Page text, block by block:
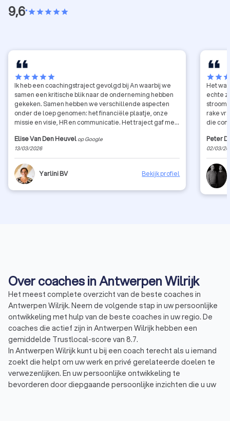
9,6•starstarstarstarstar
starstarstarstarstar
Ik heb een coachingstraject gevolgd bij An waarbij we
samen een kritische blik naar de onderneming hebben
gekeken. Samen hebben we verschillende aspecten
onder de loep genomen: het financiële plaatje, onze
missie en visie, HR en communicatie. Het traject gaf me
verder te groeien als bedrijf. De begeleiding was
professioneel, eerlijk en tegelijk heel motiverend.
Zeker een aanrader voor ondernemers die even willen
stilstaan bij hun werking en hun bedrijf naar een hoger
niveau willen tillen.
Elise Van Den Heuvel op Google
13/03/2026
Yarlini BV Bekijk profiel
starstar
Het
echte
rake
die
ik
vooruit
Peter
02/03/
Over coaches in Antwerpen Wilrijk
Het meest complete overzicht van de beste coaches in
Antwerpen Wilrijk. Neem de volgende stap in uw persoonlijke
ontwikkeling met hulp van de beste coaches in uw regio. De
coaches die actief zijn in Antwerpen Wilrijk hebben een
gemiddelde Trustlocal-score van 8.7.
In Antwerpen Wilrijk kunt u bij een coach terecht als u iemand
zoekt die helpt om uw werk en privé gerelateerde doelen te
verwezenlijken. En uw persoonlijke ontwikkeling te
bevorderen door diepgaande persoonlijke inzichten die u uw